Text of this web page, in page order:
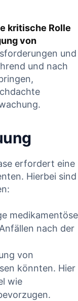
kritische Rolle
von
und‌
und nach⁣
erfordert eine
Hierbei sind
‍medikamentöse
nach ⁤der​
von
könnten. Hier​
wie